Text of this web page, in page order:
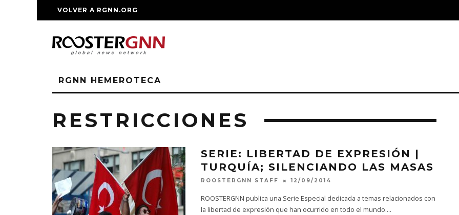
VOLVER A RGNN.ORG
RGNN HEMEROTECA
RESTRICCIONES
SERIE: LIBERTAD DE EXPRESIÓN |
TURQUÍA; SILENCIANDO LAS MASAS
ROOSTERGNN STAFF 12/09/2014
ROOSTERGNN publica una Serie Especial dedicada a temas relacionados con
la libertad de expresión que han ocurrido en todo el mundo....